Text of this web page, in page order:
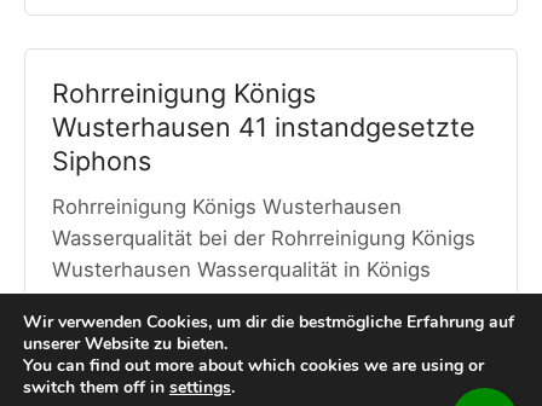
Rohrreinigung Königs
Wusterhausen 41 instandgesetzte
Siphons
Rohrreinigung Königs Wusterhausen
Wasserqualität bei der Rohrreinigung Königs
Wusterhausen Wasserqualität in Königs
Wusterhausen In Königs…
Mehr erfahren →
Wir verwenden Cookies, um dir die bestmögliche Erfahrung auf
unserer Website zu bieten.
You can find out more about which cookies we are using or
switch them off in settings.